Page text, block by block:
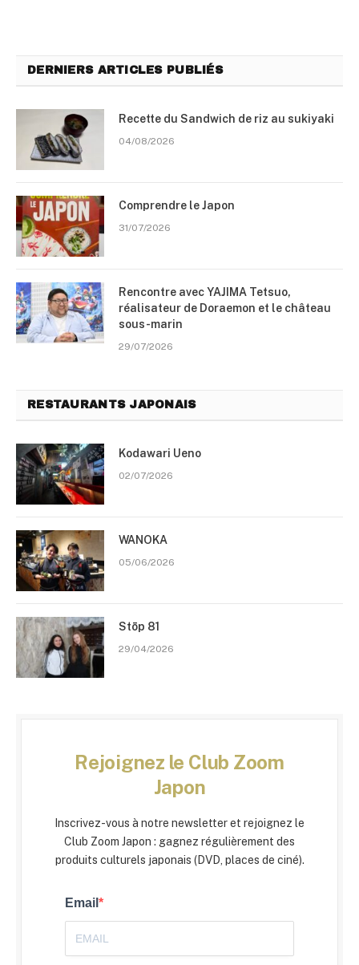
DERNIERS ARTICLES PUBLIÉS
Recette du Sandwich de riz au sukiyaki
04/08/2026
Comprendre le Japon
31/07/2026
Rencontre avec YAJIMA Tetsuo,
réalisateur de Doraemon et le château
sous-marin
29/07/2026
RESTAURANTS JAPONAIS
Kodawari Ueno
02/07/2026
WANOKA
05/06/2026
Stōp 81
29/04/2026
Rejoignez le Club Zoom
Japon
Inscrivez-vous à notre newsletter et rejoignez le
Club Zoom Japon : gagnez régulièrement des
produits culturels japonais (DVD, places de ciné).
Email